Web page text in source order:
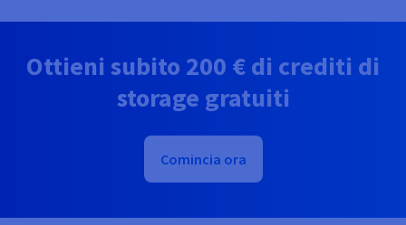
Ottieni subito 200 €di crediti di
storage gratuiti
Comincia ora